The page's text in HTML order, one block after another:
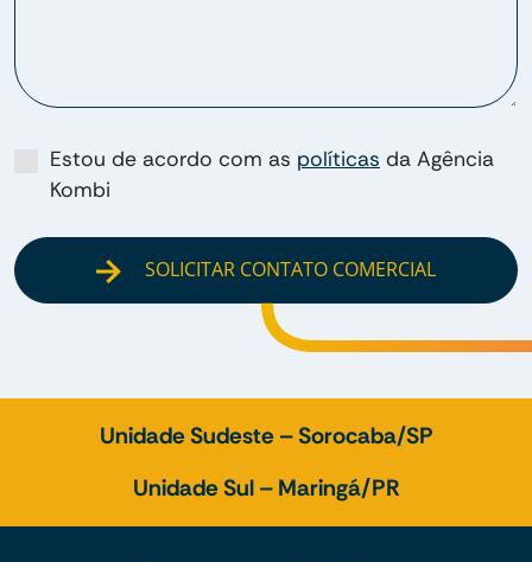
Estou de acordo com as políticas da Agência
Kombi
SOLICITAR CONTATO COMERCIAL
Unidade Sudeste – Sorocaba/SP
Unidade Sul – Maringá/PR